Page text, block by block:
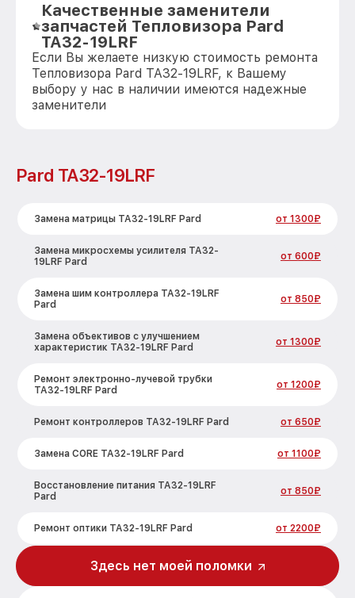
Качественные заменители
запчастей Тепловизора Pard
TA32-19LRF
Если Вы желаете низкую стоимость ремонта
Тепловизора Pard TA32-19LRF, к Вашему
выбору у нас в наличии имеются надежные
заменители
Pard TA32-19LRF
Замена матрицы TA32-19LRF Pard от 1300₽
Замена микросхемы усилителя TA32-
19LRF Pard
от 600₽
Замена шим контроллера TA32-19LRF
Pard
от 850₽
Замена объективов с улучшением
характеристик TA32-19LRF Pard
от 1300₽
Ремонт электронно-лучевой трубки
TA32-19LRF Pard
от 1200₽
Ремонт контроллеров TA32-19LRF Pard от 650₽
Замена CORE TA32-19LRF Pard от 1100₽
Восстановление питания TA32-19LRF
Pard
от 850₽
Ремонт оптики TA32-19LRF Pard от 2200₽
Ремонт датчика синхроимпульсов
TA32-19LRF PardЗдесь нет моей поломки